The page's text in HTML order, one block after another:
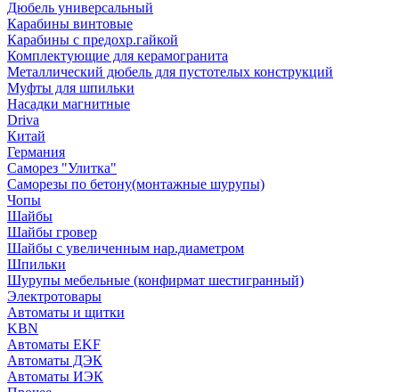
Дюбель универсальный
Карабины винтовые
Карабины с предохр.гайкой
Комплектующие для керамогранита
Металлический дюбель для пустотелых конструкций
Муфты для шпильки
Насадки магнитные
Driva
Китай
Германия
Саморез "Улитка"
Саморезы по бетону(монтажные шурупы)
Чопы
Шайбы
Шайбы гровер
Шайбы с увеличенным нар.диаметром
Шпильки
Шурупы мебельные (конфирмат шестигранный)
Электротовары
Автоматы и щитки
KBN
Автоматы EKF
Автоматы ДЭК
Автоматы ИЭК